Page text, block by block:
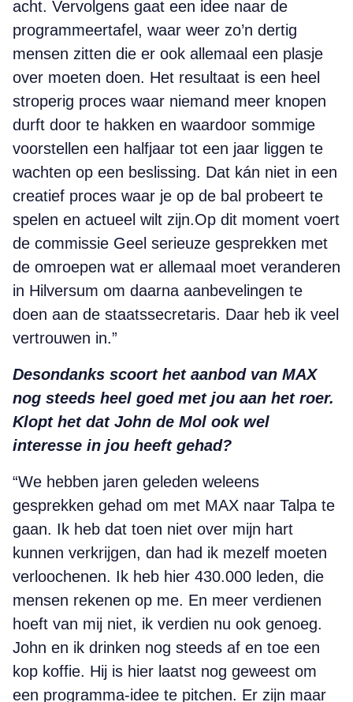
acht. Vervolgens gaat een idee naar de
programmeertafel, waar weer zo’n dertig
mensen zitten die er ook allemaal een plasje
over moeten doen. Het resultaat is een heel
stroperig proces waar niemand meer knopen
durft door te hakken en waardoor sommige
voorstellen een halfjaar tot een jaar liggen te
wachten op een beslissing. Dat kán niet in een
creatief proces waar je op de bal probeert te
spelen en actueel wilt zijn.Op dit moment voert
de commissie Geel serieuze gesprekken met
de omroepen wat er allemaal moet veranderen
in Hilversum om daarna aanbevelingen te
doen aan de staatssecretaris. Daar heb ik veel
vertrouwen in.”
Desondanks scoort het aanbod van MAX
nog steeds heel goed met jou aan het roer.
Klopt het dat John de Mol ook wel
interesse in jou heeft gehad?
“We hebben jaren geleden weleens
gesprekken gehad om met MAX naar Talpa te
gaan. Ik heb dat toen niet over mijn hart
kunnen verkrijgen, dan had ik mezelf moeten
verloochenen. Ik heb hier 430.000 leden, die
mensen rekenen op me. En meer verdienen
hoeft van mij niet, ik verdien nu ook genoeg.
John en ik drinken nog steeds af en toe een
kop koffie. Hij is hier laatst nog geweest om
een programma-idee te pitchen. Er zijn maar